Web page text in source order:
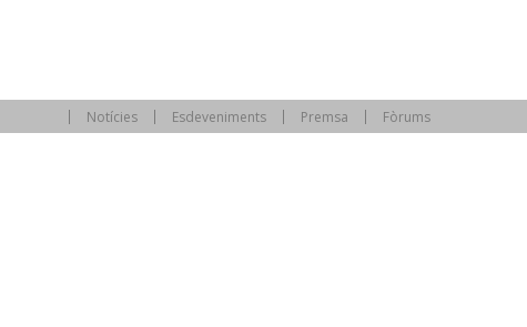
Notícies Esdeveniments Premsa Fòrums